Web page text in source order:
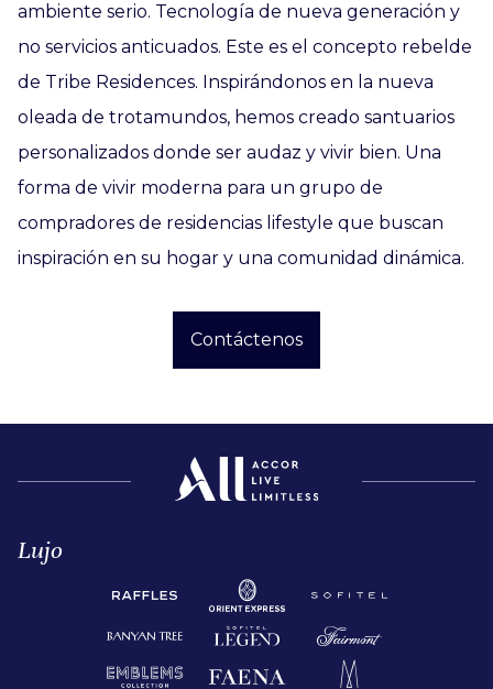
ambiente serio. Tecnología de nueva generación y
no servicios anticuados. Este es el concepto rebelde
de Tribe Residences. Inspirándonos en la nueva
oleada de trotamundos, hemos creado santuarios
personalizados donde ser audaz y vivir bien. Una
forma de vivir moderna para un grupo de
compradores de residencias lifestyle que buscan
inspiración en su hogar y una comunidad dinámica.
Contáctenos
Lujo